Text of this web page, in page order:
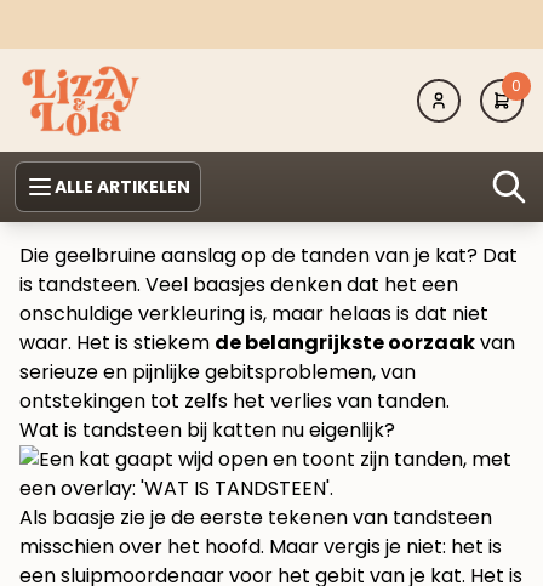
0
ALLE ARTIKELEN
Die geelbruine aanslag op de tanden van je kat? Dat
is tandsteen. Veel baasjes denken dat het een
onschuldige verkleuring is, maar helaas is dat niet
waar. Het is stiekem de belangrijkste oorzaakvan
serieuze en pijnlijke gebitsproblemen, van
ontstekingen tot zelfs het verlies van tanden.
Wat is tandsteen bij katten nu eigenlijk?
Als baasje zie je de eerste tekenen van tandsteen
misschien over het hoofd. Maar vergis je niet: het is
een sluipmoordenaar voor het gebit van je kat. Het is